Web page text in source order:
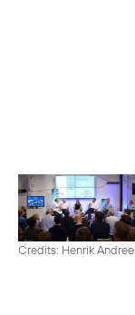
Credits: Henrik Andree